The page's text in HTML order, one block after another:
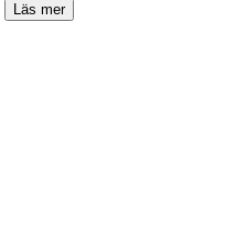
Läs mer